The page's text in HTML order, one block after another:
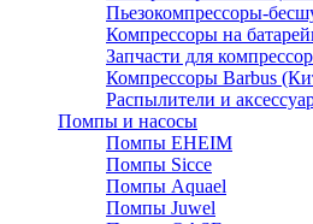
Пьезокомпрессоры-
Компрессоры на
Запчасти для
Компрессоры Barbus
Распылители и
Помпы и насосы
Помпы EHEIM
Помпы Sicce
Помпы Aquael
Помпы Juwel